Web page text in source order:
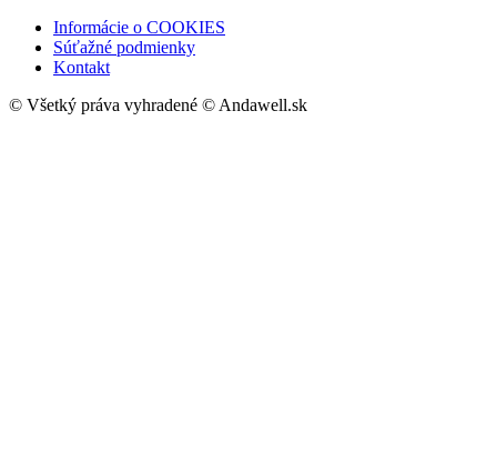
Informácie o COOKIES
Súťažné podmienky
Kontakt
© Všetký práva vyhradené © Andawell.sk